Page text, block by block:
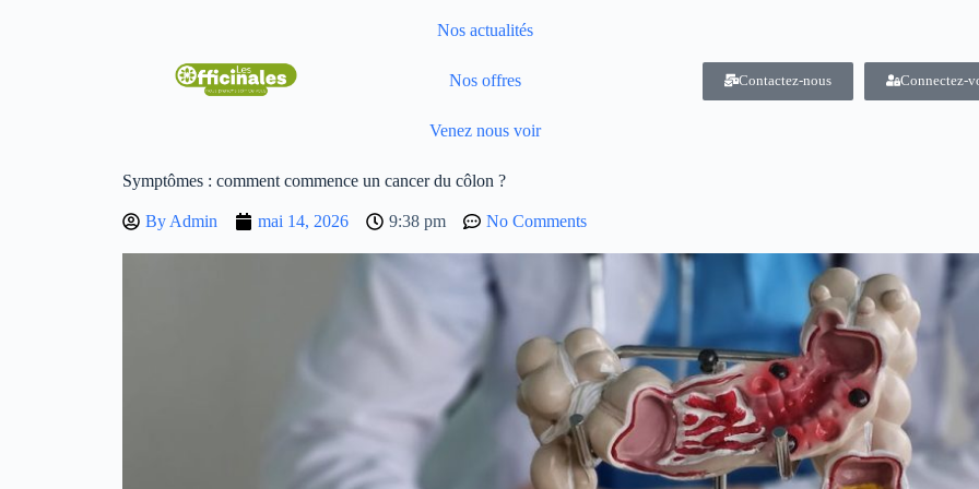
Nos actualités
Nos offres
Venez nous voir
Contactez-nous Connectez-
Symptômes : comment commence un cancer du côlon ?
By Admin mai 14, 2026 9:38 pm No Comments